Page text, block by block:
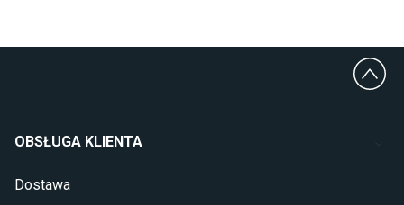
Wanny Cersanit
Sypialnia
OBSŁUGA KLIENTA
Dostawa